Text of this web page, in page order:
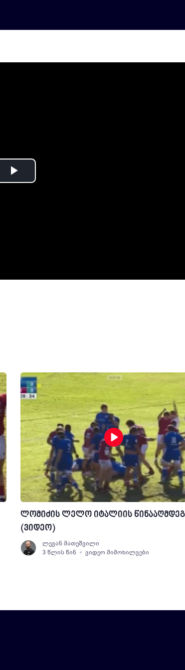
Play
ლომიძის ლელო იტალიის წინააღმდეგ
(ვიდეო)
ლევან მათეშვილი
3 წლის წინ
ვიდეო მიმოხილვები